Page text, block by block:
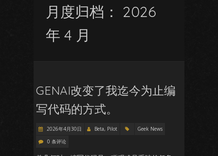
月度归档： 2026
年 4 月
GENAI改变了我迄今为止编
写代码的方式。
2026年4月30日 Beta, Pilot
Geek News
0 条评论